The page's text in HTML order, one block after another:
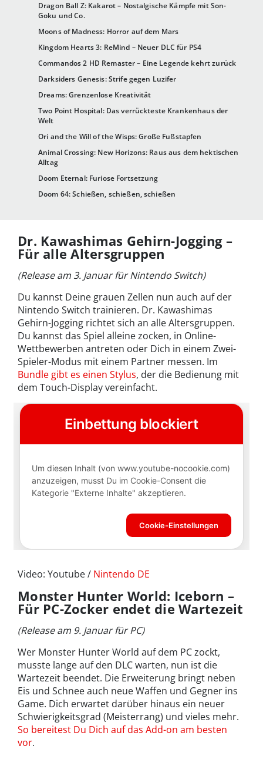
Dragon Ball Z: Kakarot – Nostalgische Kämpfe mit Son-
Goku und Co.
Moons of Madness: Horror auf dem Mars
Kingdom Hearts 3: ReMind – Neuer DLC für PS4
Commandos 2 HD Remaster – Eine Legende kehrt zurück
Darksiders Genesis: Strife gegen Luzifer
Dreams: Grenzenlose Kreativität
Two Point Hospital: Das verrückteste Krankenhaus der
Welt
Ori and the Will of the Wisps: Große Fußstapfen
Animal Crossing: New Horizons: Raus aus dem hektischen
Alltag
Doom Eternal: Furiose Fortsetzung
Doom 64: Schießen, schießen, schießen
Dr. Kawashimas Gehirn-Jogging –
Für alle Altersgruppen
(Release am 3. Januar für Nintendo Switch)
Du kannst Deine grauen Zellen nun auch auf der
Nintendo Switch trainieren. Dr. Kawashimas
Gehirn-Jogging richtet sich an alle Altersgruppen.
Du kannst das Spiel alleine zocken, in Online-
Wettbewerben antreten oder Dich in einem Zwei-
Spieler-Modus mit einem Partner messen. Im
Bundle gibt es einen Stylus, der die Bedienung mit
dem Touch-Display vereinfacht.
Video: Youtube / Nintendo DE
Monster Hunter World: Iceborn –
Für PC-Zocker endet die Wartezeit
(Release am 9. Januar für PC)
Wer Monster Hunter World auf dem PC zockt,
musste lange auf den DLC warten, nun ist die
Wartezeit beendet. Die Erweiterung bringt neben
Eis und Schnee auch neue Waffen und Gegner ins
Game. Dich erwartet darüber hinaus ein neuer
Schwierigkeitsgrad (Meisterrang) und vieles mehr.
So bereitest Du Dich auf das Add-on am besten
vor.